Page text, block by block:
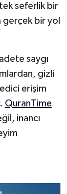
seferlik bir
bir yol
saygı
gizli
erişim
QuranTime
inancı